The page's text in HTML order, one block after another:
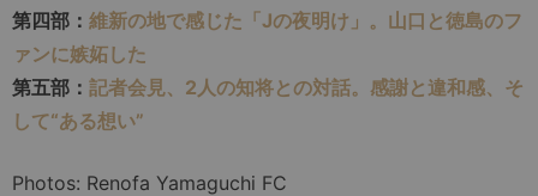
第四部： 維新の地で感じた「Jの夜明け」。山口と徳島のフ
ァンに嫉妬した
第五部： 記者会見、2人の知将との対話。感謝と違和感、そ
して“ある想い”
Photos: Renofa Yamaguchi FC